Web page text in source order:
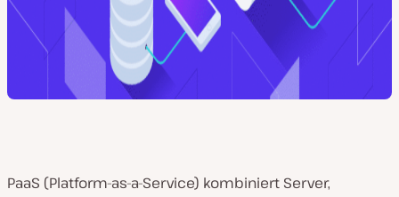
PaaS (Platform-as-a-Service) kombiniert Server,